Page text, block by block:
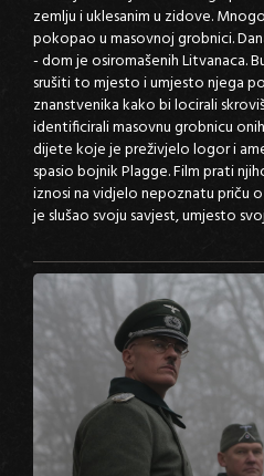
zemlju i uklesanim u zidove.
pokopao u masovnoj grobnici.
- dom je osiromašenih Litvanaca.
srušiti to mjesto i umjesto njega
znanstvenika kako bi locirali
identificirali masovnu grobnicu
dijete koje je preživjelo logor i
spasio bojnik Plagge. Film prati
iznosi na vidjelo nepoznatu priču
je slušao svoju savjest, umjesto